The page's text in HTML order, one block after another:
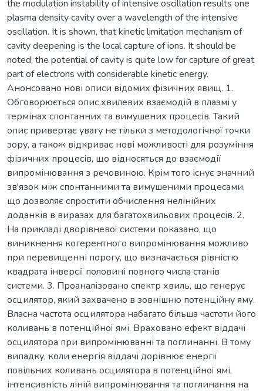
the modulation instability of intensive oscillation results one
plasma density cavity over a wavelength of the intensive
oscillation. It is shown, that kinetic limitation mechanism of
cavity deepening is the local capture of ions. It should be
noted, the potential of cavity is quite low for capture of great
part of electrons with considerable kinetic energy.
Анонсовано нові описи відомих фізичних явищ. 1.
Обговорюється опис хвилевих взаємодій в плазмі у
термінах спонтанних та вимушених процесів. Такий
опис привертає увагу не тільки з методологічної точки
зору, а також відкриває нові можливості для розуміння
фізичних процесів, що відносяться до взаємодії
випромінювання з речовиною. Крім того існує значний
зв'язок між спонтанними та вимушеними процесами,
що дозволяє спростити обчислення нелінійних
доданків в виразах для багатохвильових процесів. 2.
На прикладі дворівневої системи показано, що
виникнення когерентного випромінювання можливо
при перевищенні порогу, що визначається рівністю
квадрата інверсії половині повного числа станів
системи. 3. Проаналізовано спектр хвиль, що генерує
осцилятор, який захвачено в зовнішню потенційну яму.
Власна частота осцилятора набагато більша частоти його
коливань в потенційної ямі. Враховано ефект віддачі
осцилятора при випромінюванні та поглинанні. В тому
випадку, коли енергія віддачі дорівнює енергії
повільних коливань осцилятора в потенційної ямі,
інтенсивність ліній випромінювання та поглинання на